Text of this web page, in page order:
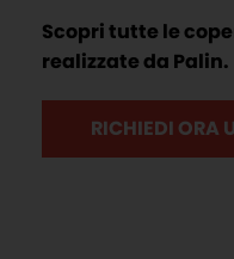
Scopri tutte le
realizzate da Palin.
RICHIEDI ORA